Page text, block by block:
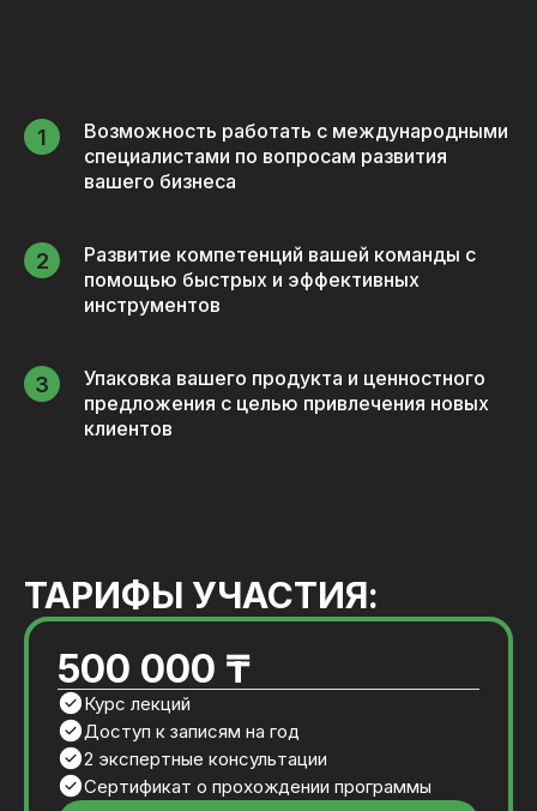
Возможность работать с международными
специалистами по вопросам развития
вашего бизнеса
Развитие компетенций вашей команды с
помощью быстрых и эффективных
инструментов
Упаковка вашего продукта и ценностного
предложения с целью привлечения новых
клиентов
ТАРИФЫ УЧАСТИЯ:
500 000 ₸
Курс лекций
Доступ к записям на год
2 экспертные консультации
Сертификат о прохождении программы